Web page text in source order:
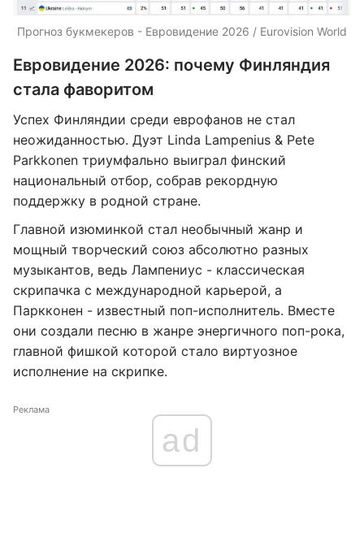
Прогноз букмекеров - Евровидение 2026 / Eurovision World
Евровидение 2026: почему Финляндия
стала фаворитом
Успех Финляндии среди еврофанов не стал
неожиданностью. Дуэт Linda Lampenius & Pete
Parkkonen триумфально выиграл финский
национальный отбор, собрав рекордную
поддержку в родной стране.
Главной изюминкой стал необычный жанр и
мощный творческий союз абсолютно разных
музыкантов, ведь Лампениус - классическая
скрипачка с международной карьерой, а
Паркконен - известный поп-исполнитель. Вместе
они создали песню в жанре энергичного поп-рока,
главной фишкой которой стало виртуозное
исполнение на скрипке.
Реклама
ad